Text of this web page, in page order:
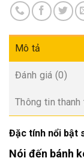
Mô tả
Đánh giá (0)
Thông tin thanh
Đặc tính nổi bật
Nói đến bánh